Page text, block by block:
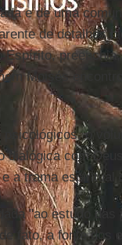
e de uma
de detalhes
Moisés
o
dialógica com
a trama espiritual
"ao estudo
fato, a fonte dos